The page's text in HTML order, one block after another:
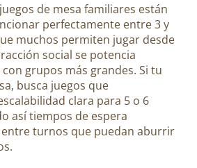
de mesa familiares están
perfectamente entre 3 y
muchos permiten jugar desde
social se potencia
grupos más grandes. Si tu
busca juegos que
clara para 5 o 6
así tiempos de espera
turnos que puedan aburrir